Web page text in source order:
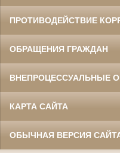
ПРОТИВОДЕЙСТВИЕ
ОБРАЩЕНИЯ ГРАЖДАН
ВНЕПРОЦЕССУАЛЬНЫЕ
КАРТА САЙТА
ОБЫЧНАЯ ВЕРСИЯ